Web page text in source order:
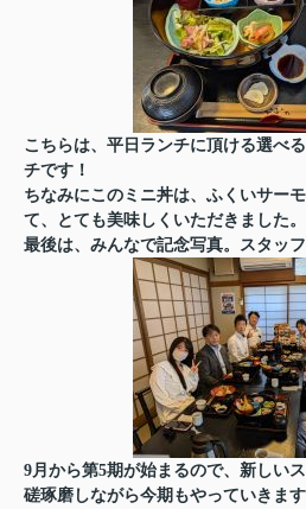
こちらは、平日ランチに頂ける選べ
チです！
ちなみにこのミニ丼は、ふくいサー
て、とても美味しくいただきました。
最後は、みんなで記念写真。スタッ
9月から第5期が始まるので、新しい
磋琢磨しながら今期もやっていきます